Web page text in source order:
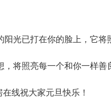
光已打在你的脸上，它将
将照亮每一个和你一样善
元旦快乐！